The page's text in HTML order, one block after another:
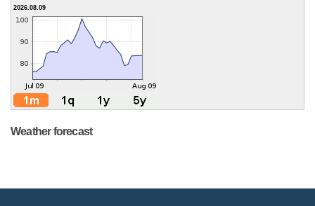
2026.08.09
Weather forecast